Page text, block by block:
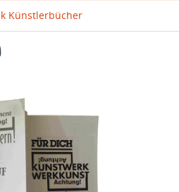
Künstlerbücher